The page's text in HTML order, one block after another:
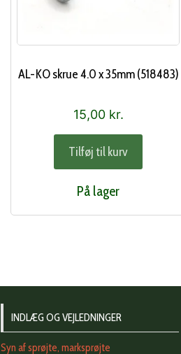
AL-KO skrue 4.0 x 35mm (518483)
15,00 kr.
Tilføj til kurv
På lager
INDLÆG OG VEJLEDNINGER
Syn af sprøjte, marksprøjte